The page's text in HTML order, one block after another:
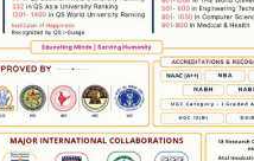
Reporters Pen
ମୁଖ୍ୟମନ୍ତ୍ରୀ କ୍ୟାନସର କେୟାର
ଆଉ ୯୧ ସ୍ୱତନ୍ତ୍ର ପ୍ୟାକେଜ
Reporters Pen